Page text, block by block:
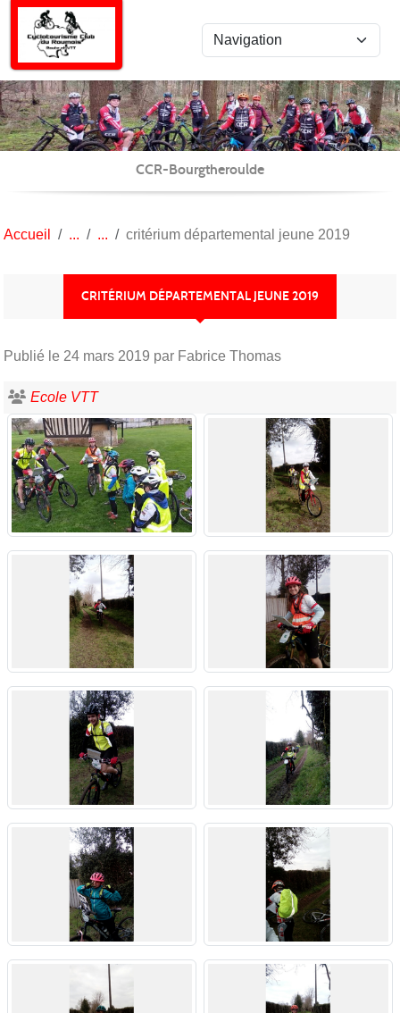
CCR-Bourgtheroulde
Accueil critérium départemental jeune 2019
CRITÉRIUM DÉPARTEMENTAL JEUNE 2019
Publié le 24 mars 2019 par Fabrice Thomas
Ecole VTT
Panneau de gestion des cookies